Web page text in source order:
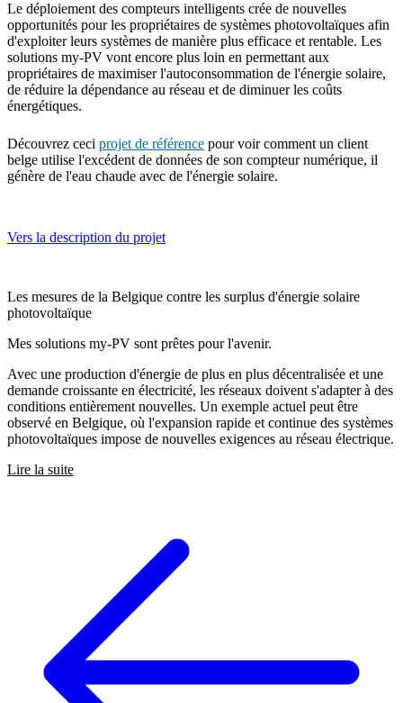
Le déploiement des compteurs intelligents crée de nouvelles
opportunités pour les propriétaires de systèmes photovoltaïques afin
d'exploiter leurs systèmes de manière plus efficace et rentable. Les
solutions my-PV vont encore plus loin en permettant aux
propriétaires de maximiser l'autoconsommation de l'énergie solaire,
de réduire la dépendance au réseau et de diminuer les coûts
énergétiques.
Découvrez ceci projet de référence pour voir comment un client
belge utilise l'excédent de données de son compteur numérique, il
génère de l'eau chaude avec de l'énergie solaire.
Vers la description du projet
Les mesures de la Belgique contre les surplus d'énergie solaire
photovoltaïque
Mes solutions my-PV sont prêtes pour l'avenir.
Avec une production d'énergie de plus en plus décentralisée et une
demande croissante en électricité, les réseaux doivent s'adapter à des
conditions entièrement nouvelles. Un exemple actuel peut être
observé en Belgique, où l'expansion rapide et continue des systèmes
photovoltaïques impose de nouvelles exigences au réseau électrique.
Lire la suite